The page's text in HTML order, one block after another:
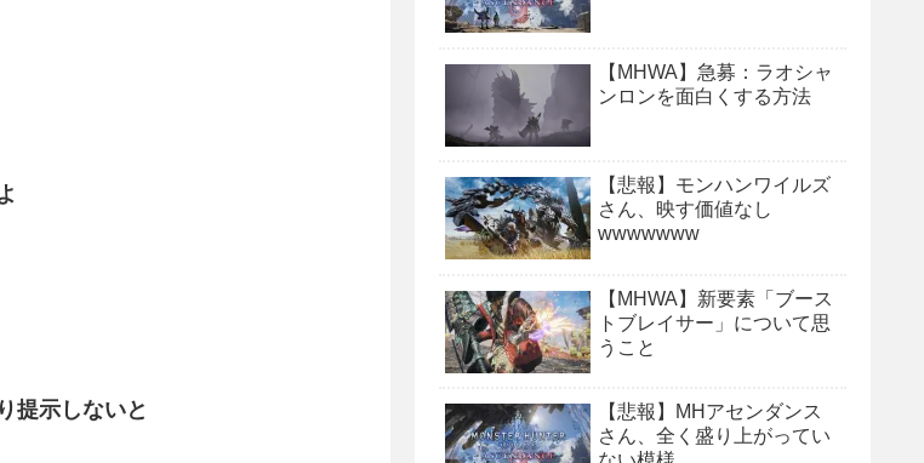
提示しないと
【MHWA】急募：ラオシャ
ンロンを面白くする方法
【悲報】モンハンワイルズ
さん、映す価値なし
wwwwwww
【MHWA】新要素「ブース
トブレイサー」について思
うこと
【悲報】MHアセンダンス
さん、全く盛り上がってい